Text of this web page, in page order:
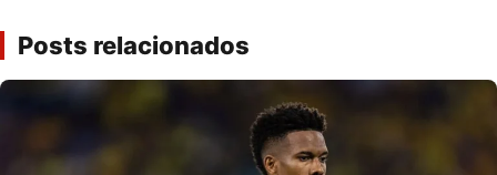
Posts relacionados